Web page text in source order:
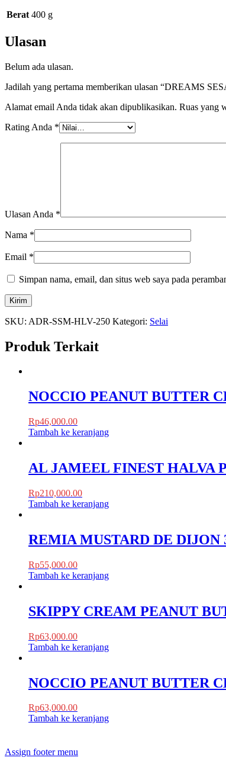
Berat 400 g
Ulasan
Belum ada ulasan.
Jadilah yang pertama memberikan ulasan “DREAMS
Alamat email Anda tidak akan dipublikasikan. Ruas yang
Rating Anda *
Ulasan Anda *
Nama *
Email *
Simpan nama, email, dan situs web saya pada
SKU: ADR-SSM-HLV-250 Kategori: Selai
Produk Terkait
NOCCIO PEANUT BUTTER
Rp46,000.00
Tambah ke keranjang
AL JAMEEL FINEST HALVA
Rp210,000.00
Tambah ke keranjang
REMIA MUSTARD DE DIJON
Rp55,000.00
Tambah ke keranjang
SKIPPY CREAM PEANUT
Rp63,000.00
Tambah ke keranjang
NOCCIO PEANUT BUTTER
Rp63,000.00
Tambah ke keranjang
Assign footer menu